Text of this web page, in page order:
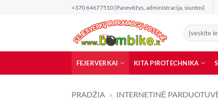
+370 64677510 (Panevėžys, administracija, siuntos)
Ieškoti:
FEJERVERKAI KITA PIROTECHNIKA
PRADŽIA » INTERNETINĖ